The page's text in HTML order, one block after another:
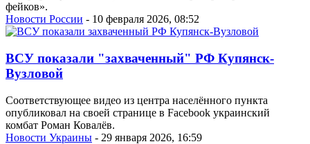
фейков».
Новости России - 10 февраля 2026, 08:52
ВСУ показали "захваченный" РФ Купянск-
Вузловой
Соответствующее видео из центра населённого пункта
опубликовал на своей странице в Facebook украинский
комбат Роман Ковалёв.
Новости Украины - 29 января 2026, 16:59